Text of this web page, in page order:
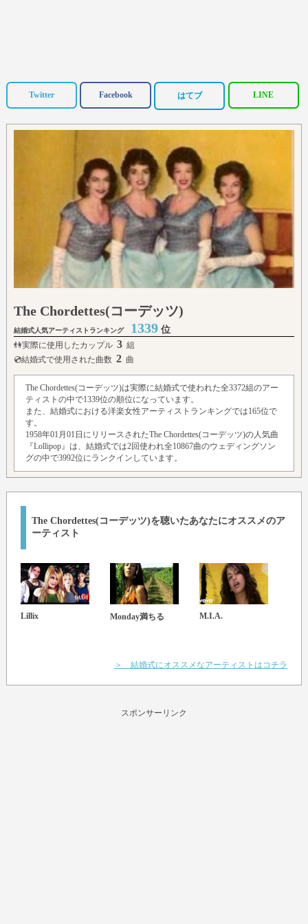
Twitter Facebook はてブ LINE
The Chordettes(コーデッツ)
結婚式人気アーティストランキング 1339 位
👫実際に使用したカップル 3 組
💿結婚式で使用された曲数 2 曲
The Chordettes(コーデッツ)は実際に結婚式で使われた全3372組のアー
ティストの中で1339位の順位になっています。
また、結婚式における洋楽女性アーティストランキングでは165位で
す。
1958年01月01日にリリースされたThe Chordettes(コーデッツ)の人気曲
『Lollipop』は、結婚式では2回使われ全10867曲のウェディングソン
グの中で3992位にランクインしています。
The Chordettes(コーデッツ)を聴いたあなたにオススメのア
ーティスト
Lillix Monday満ちる M.I.A.
＞ 結婚式にオススメなアーティストはコチラ
スポンサーリンク